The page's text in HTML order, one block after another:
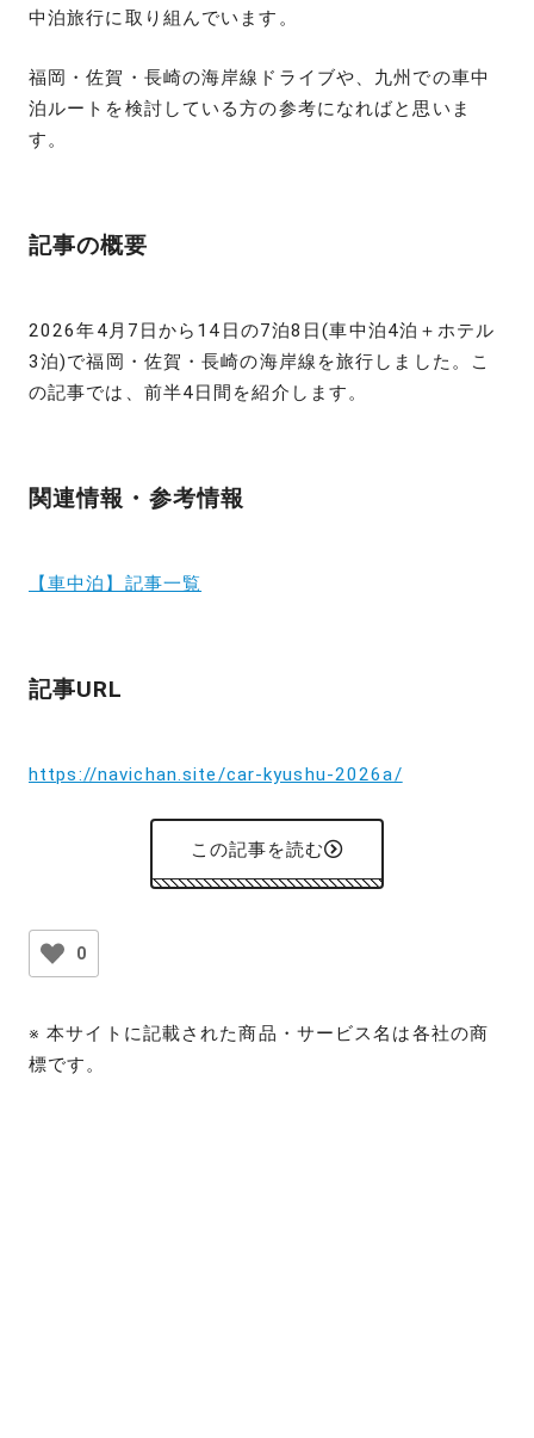
中泊旅行に取り組んでいます。
福岡・佐賀・長崎の海岸線ドライブや、九州での車中
泊ルートを検討している方の参考になればと思いま
す。
記事の概要
2026年4月7日から14日の7泊8日(車中泊4泊＋ホテル
3泊)で福岡・佐賀・長崎の海岸線を旅行しました。こ
の記事では、前半4日間を紹介します。
関連情報・参考情報
【車中泊】記事一覧
記事URL
https://navichan.site/car-kyushu-2026a/
この記事を読む
0
※ 本サイトに記載された商品・サービス名は各社の商
標です。